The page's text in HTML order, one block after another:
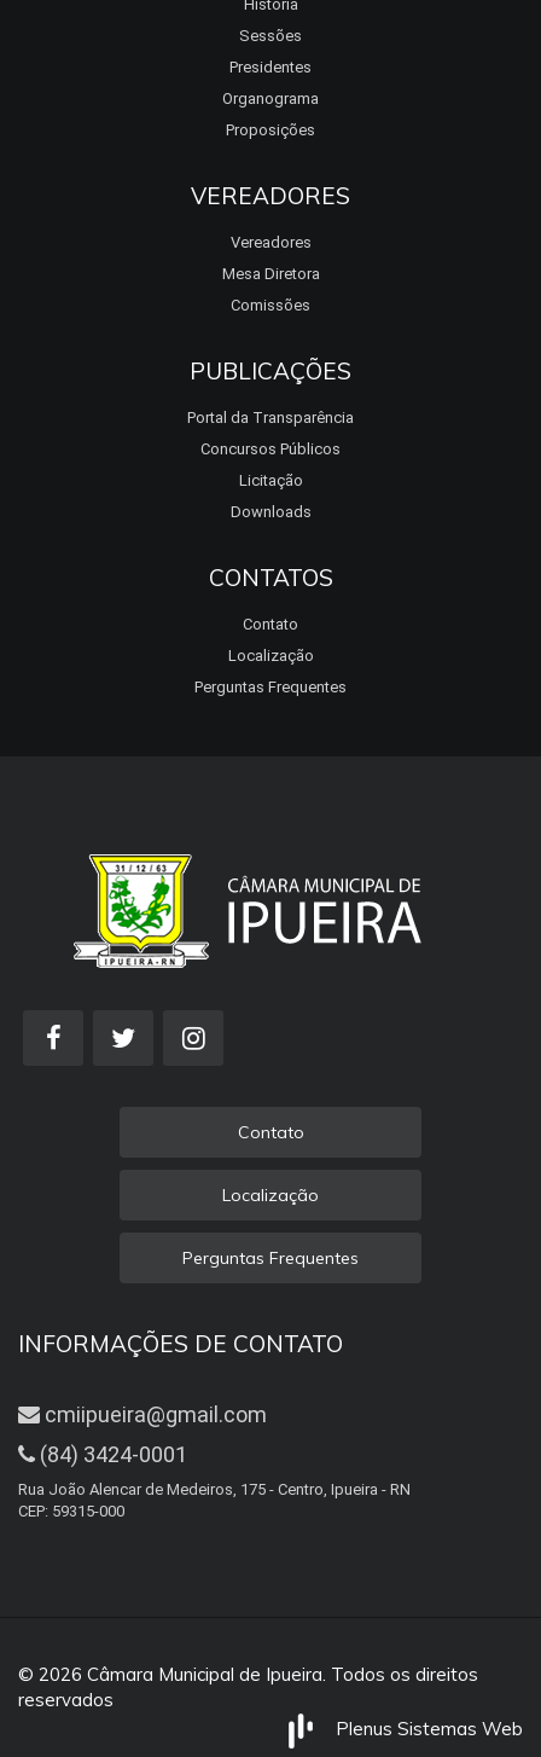
História
Sessões
Presidentes
Organograma
Proposições
VEREADORES
Vereadores
Mesa Diretora
Comissões
PUBLICAÇÕES
Portal da Transparência
Concursos Públicos
Licitação
Downloads
CONTATOS
Contato
Localização
Perguntas Frequentes
Contato
Localização
Perguntas Frequentes
INFORMAÇÕES DE CONTATO
cmiipueira@gmail.com
(84) 3424-0001
Rua João Alencar de Medeiros, 175 - Centro, Ipueira - RN
CEP: 59315-000
© 2026 Câmara Municipal de Ipueira. Todos os direitos
reservados
Plenus Sistemas Web